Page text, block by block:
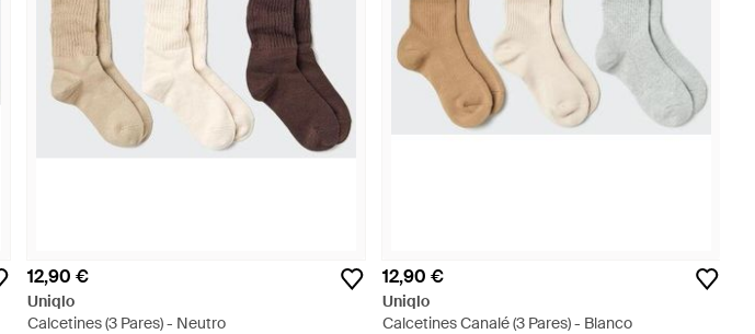
12,90 €
Uniqlo
Calcetines (3 Pares) - Neutro
12,90 €
Uniqlo
Calcetines Canalé (3 Pares) - Blanco